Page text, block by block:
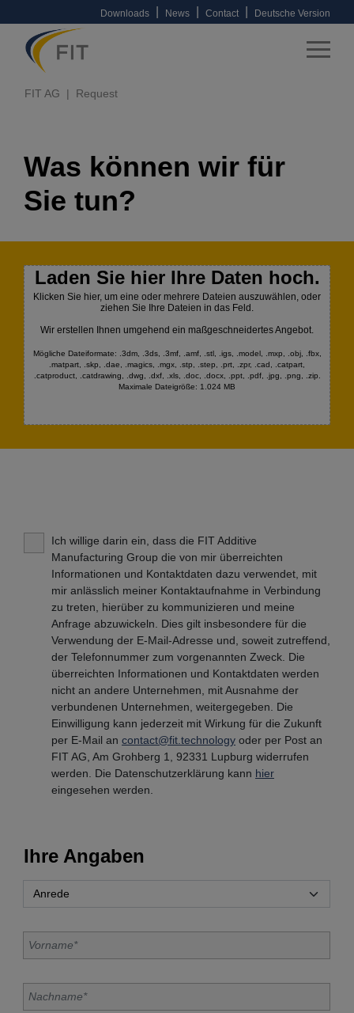
Downloads News Contact Deutsche Version
FIT AG Request
Was können wir für
Sie tun?
Laden Sie hier Ihre Daten hoch.
Klicken Sie hier, um eine oder mehrere Dateien auszuwählen, oder
ziehen Sie Ihre Dateien in das Feld.
Wir erstellen Ihnen umgehend ein maßgeschneidertes Angebot.
Mögliche Dateiformate: .3dm, .3ds, .3mf, .amf, .stl, .igs, .model, .mxp, .obj, .fbx,
.matpart, .skp, .dae, .magics, .mgx, .stp, .step, .prt, .zpr, .cad, .catpart,
.catproduct, .catdrawing, .dwg, .dxf, .xls, .doc, .docx, .ppt, .pdf, .jpg, .png, .zip.
Maximale Dateigröße: 1.024 MB
Ich willige darin ein, dass die FIT Additive
Manufacturing Group die von mir überreichten
Informationen und Kontaktdaten dazu verwendet, mit
mir anlässlich meiner Kontaktaufnahme in Verbindung
zu treten, hierüber zu kommunizieren und meine
Anfrage abzuwickeln. Dies gilt insbesondere für die
Verwendung der E-Mail-Adresse und, soweit zutreffend,
der Telefonnummer zum vorgenannten Zweck. Die
überreichten Informationen und Kontaktdaten werden
nicht an andere Unternehmen, mit Ausnahme der
verbundenen Unternehmen, weitergegeben. Die
Einwilligung kann jederzeit mit Wirkung für die Zukunft
per E-Mail an contact@fit.technology oder per Post an
FIT AG, Am Grohberg 1, 92331 Lupburg widerrufen
werden. Die Datenschutzerklärung kann hier
eingesehen werden.
Ihre Angaben